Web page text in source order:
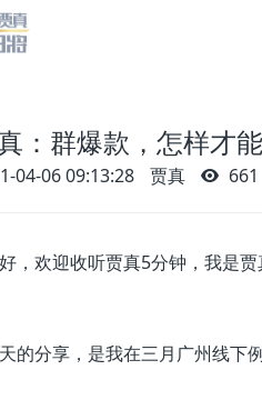
：群爆款，怎样才
04-06 09:13:28 贾真 661
，欢迎收听贾真5分钟，我是贾
的分享，是我在三月广州线下